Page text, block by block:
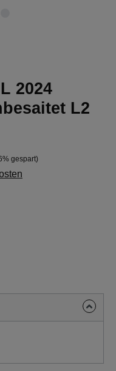
2024
L2
gespart)
nicht verfügbar.)
ist zurzeit nicht verfügbar.)